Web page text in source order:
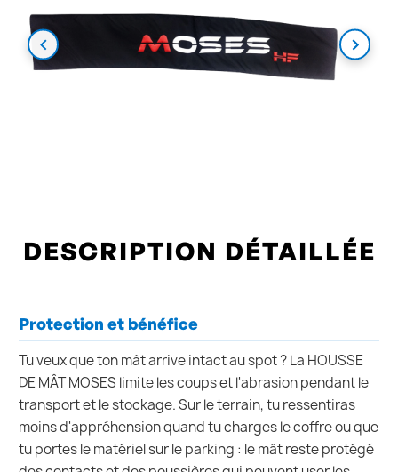
DESCRIPTION DÉTAILLÉE
Protection et bénéfice
Tu veux que ton mât arrive intact au spot ? La HOUSSE
DE MÂT MOSES limite les coups et l'abrasion pendant le
transport et le stockage. Sur le terrain, tu ressentiras
moins d'appréhension quand tu charges le coffre ou que
tu portes le matériel sur le parking : le mât reste protégé